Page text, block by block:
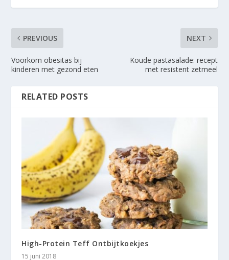
PREVIOUS
Voorkom obesitas bij
kinderen met gezond eten
NEXT
Koude pastasalade: recept
met resistent zetmeel
RELATED POSTS
High-Protein Teff Ontbijtkoekjes
15 juni 2018